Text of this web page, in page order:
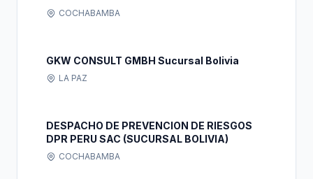
COCHABAMBA
GKW CONSULT GMBH Sucursal Bolivia
LA PAZ
DESPACHO DE PREVENCION DE RIESGOS
DPR PERU SAC (SUCURSAL BOLIVIA)
COCHABAMBA